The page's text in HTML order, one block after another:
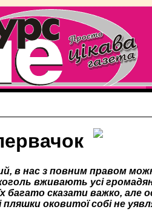
в нас з повним правом
вживають усі
багато сказати важко,
оковитої собі не